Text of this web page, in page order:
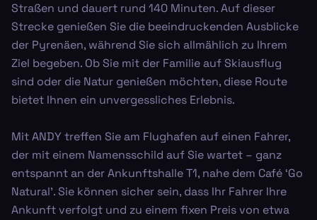
Straßen und dauert rund 140 Minuten. Auf dieser
Strecke genießen Sie die beeindruckenden Ausblicke
der Pyrenäen, während Sie sich allmählich zu Ihrem
Ziel begeben. Ob Sie mit der Familie auf Skiausflug
sind oder die Natur genießen möchten, diese Route
bietet Ihnen ein unvergessliches Erlebnis.
Mit ANDY treffen Sie am Flughafen auf einen Fahrer,
der mit einem Namensschild auf Sie wartet – ganz
entspannt an der Ankunftshalle T1, nahe dem Café ‘Go
Natural’. Sie können sicher sein, dass Ihr Fahrer Ihre
Ankunft verfolgt und zu einem fixen Preis von etwa